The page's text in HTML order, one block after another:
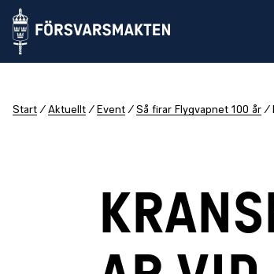
Start Aktuellt Event Så firar Flygvapnet 100 år